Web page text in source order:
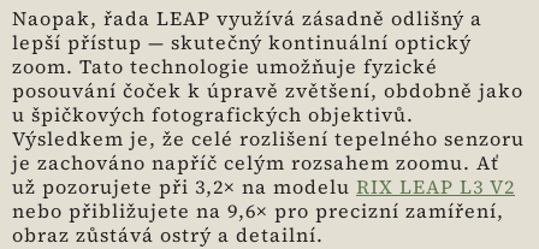
Naopak, řada LEAP využívá zásadně odlišný a
lepší přístup — skutečný kontinuální optický
zoom. Tato technologie umožňuje fyzické
posouvání čoček k úpravě zvětšení, obdobně jako
u špičkových fotografických objektivů.
Výsledkem je, že celé rozlišení tepelného senzoru
je zachováno napříč celým rozsahem zoomu. Ať
už pozorujete při 3,2× na modelu RIX LEAP L3 V2
nebo přibližujete na 9,6× pro precizní zamíření,
obraz zůstává ostrý a detailní.